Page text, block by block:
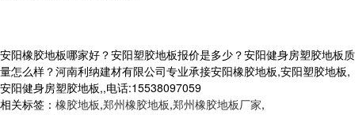
安阳橡胶地板哪家好？安阳塑胶地板报价是多少？安阳健身房塑胶地板质
量怎么样？河南利纳建材有限公司专业承接安阳橡胶地板,安阳塑胶地板,
安阳健身房塑胶地板,,电话:15538097059
相关标签： 橡胶地板,郑州橡胶地板,郑州橡胶地板厂家,